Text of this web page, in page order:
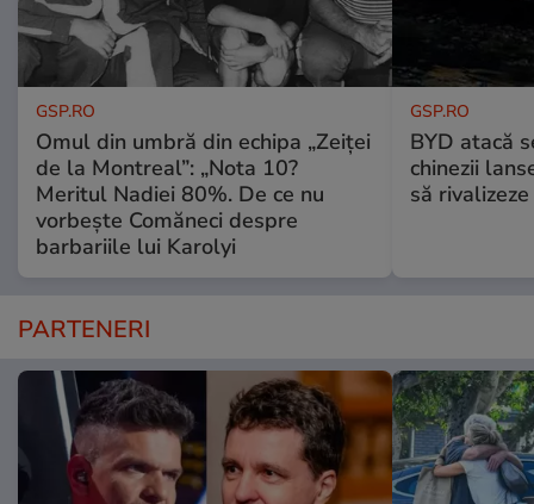
GSP.RO
Omul din umbră din echipa „Zeiței
de la Montreal”: „Nota 10?
Meritul Nadiei 80%. De ce nu
vorbește Comăneci despre
barbariile lui Karolyi
GSP.RO
BYD atacă
chinezii
să
PARTENERI